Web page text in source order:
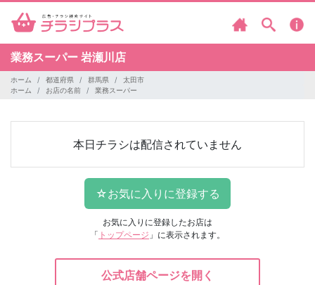
業務スーパー 岩瀬川店
ホーム 都道府県 群馬県
太田市
ホーム
お店の名前 業務スーパー
本日チラシは配信されていません
お気に入りに登録したお店は
「 トップページ 」に表示されます。
公式店舗ページを開く